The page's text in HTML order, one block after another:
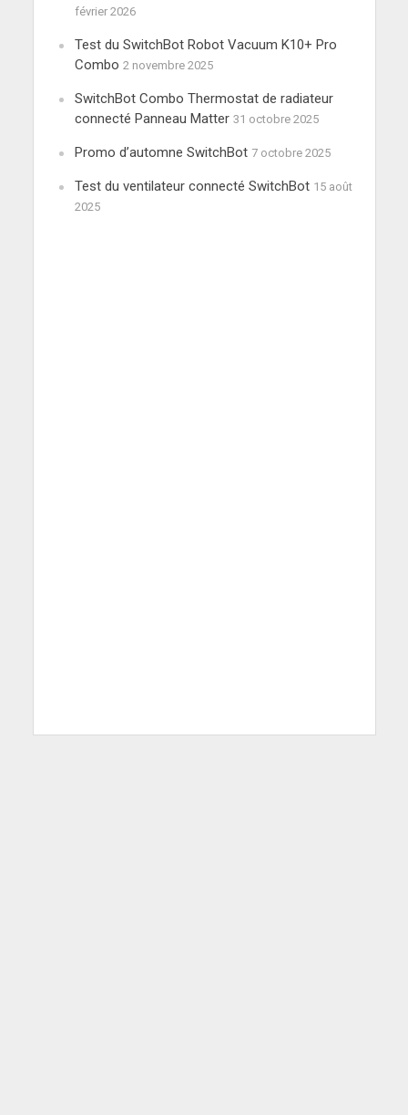
février 2026
Test du SwitchBot Robot Vacuum K10+ Pro
Combo 2 novembre 2025
SwitchBot Combo Thermostat de radiateur
connecté Panneau Matter 31 octobre 2025
Promo d’automne SwitchBot 7 octobre 2025
Test du ventilateur connecté SwitchBot 15 août
2025